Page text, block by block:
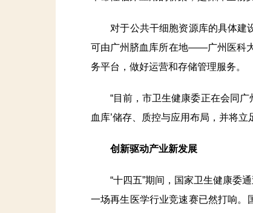
对于公共干细胞资源库的具体建设
可由广州脐血库所在地——广州医科
务平台，做好运营和存储管理服务。
“目前，市卫生健康委正在会同广州
血库’储存、质控与应用布局，并将
创新驱动产业新发展
“十四五”期间，国家卫生健康委通
一场再生医学行业竞速赛已然打响